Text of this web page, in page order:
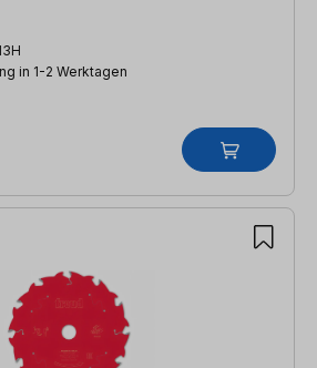
in 1-2 Werktagen